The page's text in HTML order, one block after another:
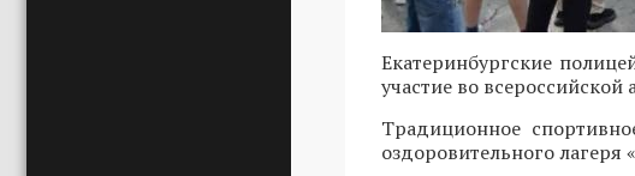
Екатеринбургские
участие во
Традиционное
оздоровительного лагеря